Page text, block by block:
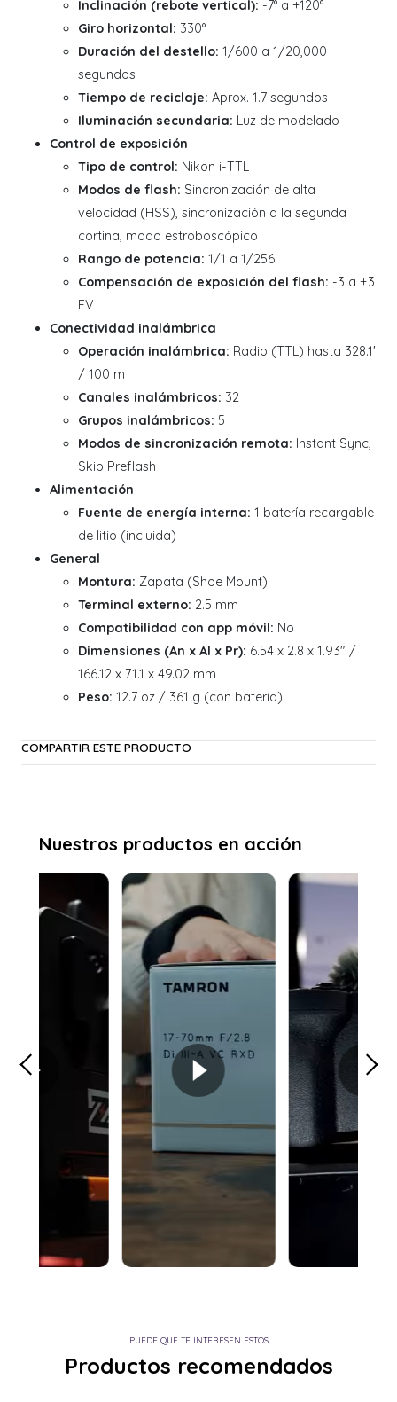
Inclinación (rebote vertical): -7° a +120°
Giro horizontal: 330°
Duración del destello: 1/600 a 1/20,000
segundos
Tiempo de reciclaje: Aprox. 1.7 segundos
Iluminación secundaria: Luz de modelado
Control de exposición
Tipo de control: Nikon i-TTL
Modos de flash: Sincronización de alta
velocidad (HSS), sincronización a la segunda
cortina, modo estroboscópico
Rango de potencia: 1/1 a 1/256
Compensación de exposición del flash: -3 a +3
EV
Conectividad inalámbrica
Operación inalámbrica: Radio (TTL) hasta 328.1'
/ 100 m
Canales inalámbricos: 32
Grupos inalámbricos: 5
Modos de sincronización remota: Instant Sync,
Skip Preflash
Alimentación
Fuente de energía interna: 1 batería recargable
de litio (incluida)
General
Montura: Zapata (Shoe Mount)
Terminal externo: 2.5 mm
Compatibilidad con app móvil: No
Dimensiones (An x Al x Pr): 6.54 x 2.8 x 1.93" /
166.12 x 71.1 x 49.02 mm
Peso: 12.7 oz / 361 g (con batería)
COMPARTIR ESTE PRODUCTO
PUEDE QUE TE INTERESEN ESTOS
Productos recomendados